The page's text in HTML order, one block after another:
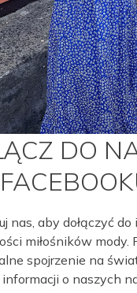
DO
nas, aby dołączyć do
miłośników mody.
spojrzenie na
informacji o naszych